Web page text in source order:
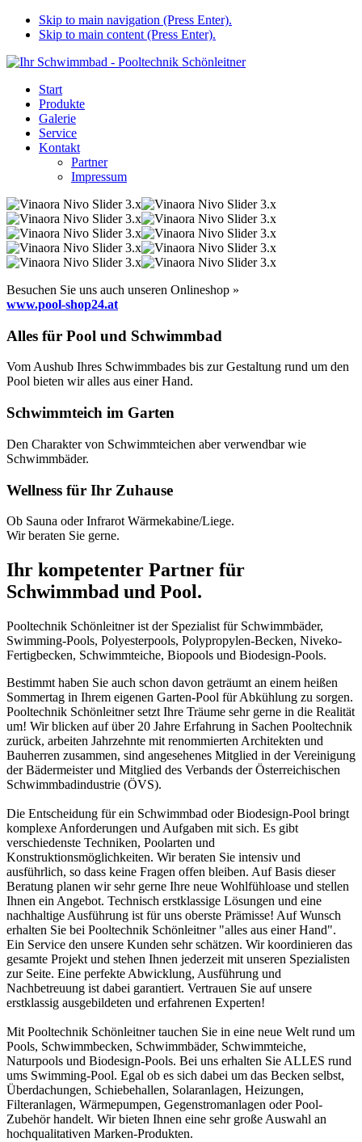
Skip to main navigation (Press Enter).
Skip to main content (Press Enter).
Start
Produkte
Galerie
Service
Kontakt
Partner
Impressum
Besuchen Sie uns auch unseren Onlineshop »
www.pool-shop24.at
Alles für Pool und Schwimmbad
Vom Aushub Ihres Schwimmbades bis zur Gestaltung rund um den
Pool bieten wir alles aus einer Hand.
Schwimmteich im Garten
Den Charakter von Schwimmteichen aber verwendbar wie
Schwimmbäder.
Wellness für Ihr Zuhause
Ob Sauna oder Infrarot Wärmekabine/Liege.
Wir beraten Sie gerne.
Ihr kompetenter Partner für
Schwimmbad und Pool.
Pooltechnik Schönleitner ist der Spezialist für Schwimmbäder,
Swimming-Pools, Polyesterpools, Polypropylen-Becken, Niveko-
Fertigbecken, Schwimmteiche, Biopools und Biodesign-Pools.
Bestimmt haben Sie auch schon davon geträumt an einem heißen
Sommertag in Ihrem eigenen Garten-Pool für Abkühlung zu sorgen.
Pooltechnik Schönleitner setzt Ihre Träume sehr gerne in die Realität
um! Wir blicken auf über 20 Jahre Erfahrung in Sachen Pooltechnik
zurück, arbeiten Jahrzehnte mit renommierten Architekten und
Bauherren zusammen, sind angesehenes Mitglied in der Vereinigung
der Bädermeister und Mitglied des Verbands der Österreichischen
Schwimmbadindustrie (ÖVS).
Die Entscheidung für ein Schwimmbad oder Biodesign-Pool bringt
komplexe Anforderungen und Aufgaben mit sich. Es gibt
verschiedenste Techniken, Poolarten und
Konstruktionsmöglichkeiten. Wir beraten Sie intensiv und
ausführlich, so dass keine Fragen offen bleiben. Auf Basis dieser
Beratung planen wir sehr gerne Ihre neue Wohlfühloase und stellen
Ihnen ein Angebot. Technisch erstklassige Lösungen und eine
nachhaltige Ausführung ist für uns oberste Prämisse! Auf Wunsch
erhalten Sie bei Pooltechnik Schönleitner "alles aus einer Hand".
Ein Service den unsere Kunden sehr schätzen. Wir koordinieren das
gesamte Projekt und stehen Ihnen jederzeit mit unseren Spezialisten
zur Seite. Eine perfekte Abwicklung, Ausführung und
Nachbetreuung ist dabei garantiert. Vertrauen Sie auf unsere
erstklassig ausgebildeten und erfahrenen Experten!
Mit Pooltechnik Schönleitner tauchen Sie in eine neue Welt rund um
Pools, Schwimmbecken, Schwimmbäder, Schwimmteiche,
Naturpools und Biodesign-Pools. Bei uns erhalten Sie ALLES rund
ums Swimming-Pool. Egal ob es sich dabei um das Becken selbst,
Überdachungen, Schiebehallen, Solaranlagen, Heizungen,
Filteranlagen, Wärmepumpen, Gegenstromanlagen oder Pool-
Zubehör handelt. Wir bieten Ihnen eine sehr große Auswahl an
hochqualitativen Marken-Produkten.